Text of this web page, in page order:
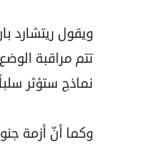
ويقول ريتشارد
تتم مراقبة
نماذج ستؤثر
وكما أنّ أزمة